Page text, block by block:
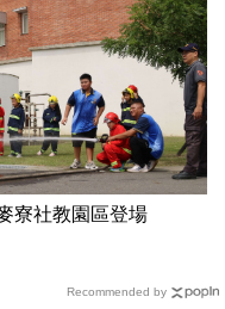
寮社教園區登場
Recommended by